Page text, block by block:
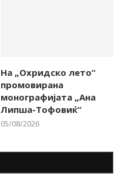
На „Охридско лето“
промовирана
монографијата „Ана
Липша-Тофовиќ“
05/08/2026